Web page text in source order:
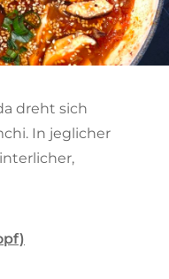
dreht sich
In jeglicher